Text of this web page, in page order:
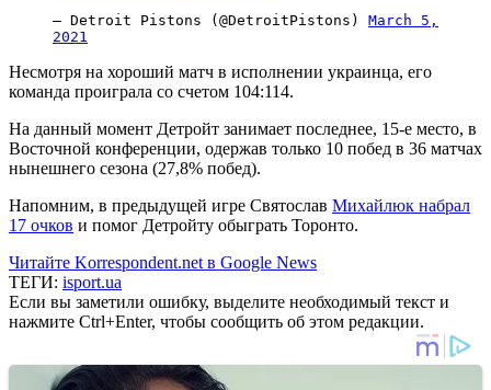
— Detroit Pistons (@DetroitPistons) March 5,
2021
Несмотря на хороший матч в исполнении украинца, его
команда проиграла со счетом 104:114.
На данный момент Детройт занимает последнее, 15-е место, в
Восточной конференции, одержав только 10 побед в 36 матчах
нынешнего сезона (27,8% побед).
Напомним, в предыдущей игре Святослав Михайлюк набрал
17 очков и помог Детройту обыграть Торонто.
Читайте Korrespondent.net в Google News
ТЕГИ: isport.ua
Если вы заметили ошибку, выделите необходимый текст и
нажмите Ctrl+Enter, чтобы сообщить об этом редакции.